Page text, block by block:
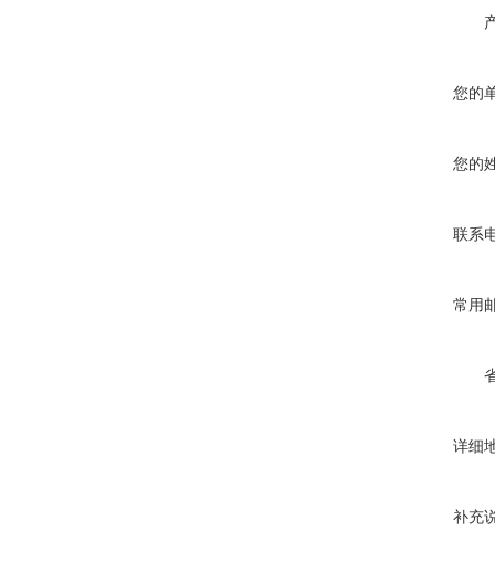
您的
您的
联系
常用
详细
补充